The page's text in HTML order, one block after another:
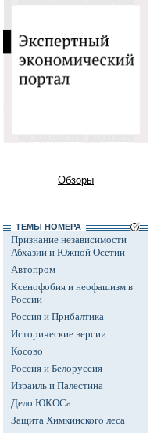
Обзоры
ТЕМЫ НОМЕРА
Признание независимости
Абхазии и Южной Осетии
Автопром
Ксенофобия и неофашизм в
России
Россия и Прибалтика
Исторические версии
Косово
Россия и Белоруссия
Израиль и Палестина
Дело ЮКОСа
Защита Химкинского леса